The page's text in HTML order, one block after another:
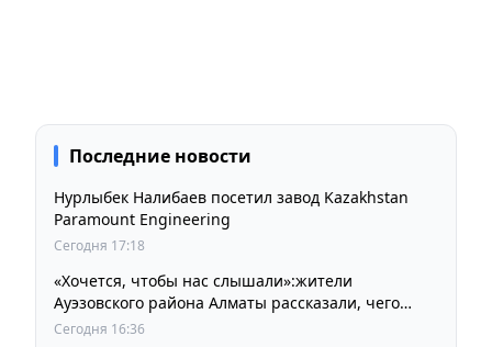
Последние новости
Нурлыбек Налибаев посетил завод Kazakhstan
Paramount Engineering
Сегодня 17:18
«Хочется, чтобы нас слышали»:жители
Ауэзовского района Алматы рассказали, чего
ждут от выборов депутатов Курултая
Сегодня 16:36